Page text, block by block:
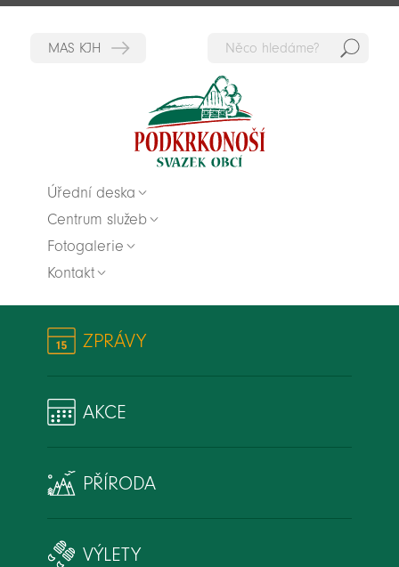
Úřední deska
Centrum služeb
Fotogalerie
Kontakt
ZPRÁVY
AKCE
PŘÍRODA
VÝLETY